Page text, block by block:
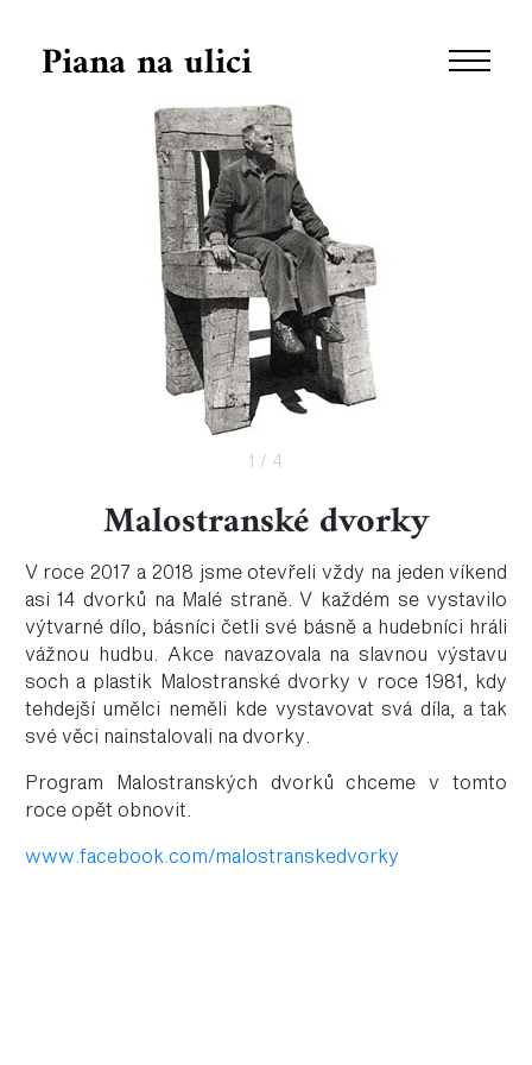
Piana na ulici
1 / 4
Malostranské dvorky
V roce 2017 a 2018 jsme otevřeli vždy na jeden víkend
asi 14 dvorků na Malé straně. V každém se vystavilo
výtvarné dílo, básníci četli své básně a hudebníci hráli
vážnou hudbu. Akce navazovala na slavnou výstavu
soch a plastik Malostranské dvorky v roce 1981, kdy
tehdejší umělci neměli kde vystavovat svá díla, a tak
své věci nainstalovali na dvorky.
Program Malostranských dvorků chceme v tomto
roce opět obnovit.
www.facebook.com/malostranskedvorky